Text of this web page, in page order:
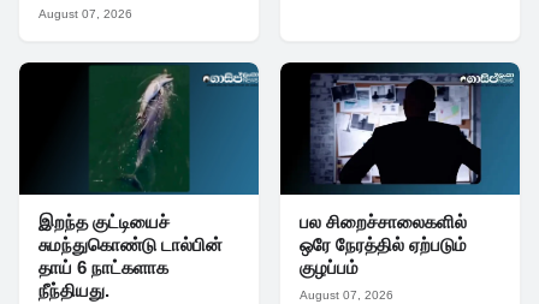
August 07, 2026
இறந்த குட்டியைச்
சுமந்துகொண்டு டால்பின்
தாய் 6 நாட்களாக
நீந்தியது.
பல சிறைச்சாலைகளில்
ஒரே நேரத்தில் ஏற்படும்
குழப்பம்
August 07, 2026